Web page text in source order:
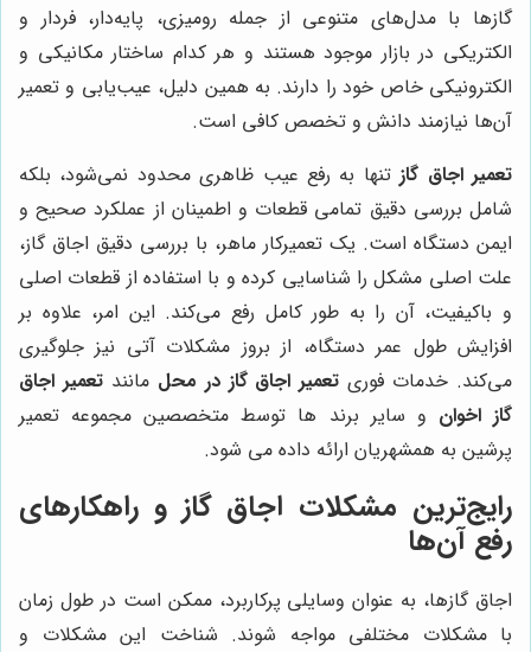
گازها با مدل‌های متنوعی از جمله رومیزی، پایه‌دار، فردار و
الکتریکی در بازار موجود هستند و هر کدام ساختار مکانیکی و
الکترونیکی خاص خود را دارند. به همین دلیل، عیب‌یابی و تعمیر
آن‌ها نیازمند دانش و تخصص کافی است.
تعمیر اجاق گازتنها به رفع عیب ظاهری محدود نمی‌شود، بلکه
شامل بررسی دقیق تمامی قطعات و اطمینان از عملکرد صحیح و
ایمن دستگاه است. یک تعمیرکار ماهر، با بررسی دقیق اجاق گاز،
علت اصلی مشکل را شناسایی کرده و با استفاده از قطعات اصلی
و باکیفیت، آن را به طور کامل رفع می‌کند. این امر، علاوه بر
افزایش طول عمر دستگاه، از بروز مشکلات آتی نیز جلوگیری
می‌کند. خدمات فوری تعمیر اجاق گاز در محل مانندتعمیر اجاق
گاز اخوان و سایر برند ها توسط متخصصین مجموعه تعمیر
پرشین به همشهریان ارائه داده می شود.
رایج‌ترین مشکلات اجاق گاز و راهکارهای
رفع آن‌ها
اجاق گازها، به عنوان وسایلی پرکاربرد، ممکن است در طول زمان
با مشکلات مختلفی مواجه شوند. شناخت این مشکلات و